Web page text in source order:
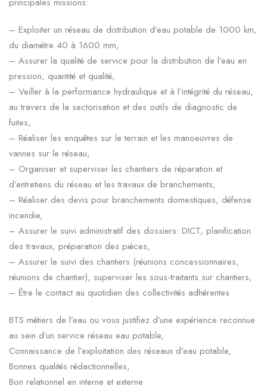
– Exploiter un réseau de distribution d’eau potable de 1000 km,
du diamètre 40 à 1600 mm,
– Assurer la qualité de service pour la distribution de l’eau en
pression, quantité et qualité,
– Veiller à la performance hydraulique et à l’intégrité du réseau,
au travers de la sectorisation et des outils de diagnostic de
fuites,
– Réaliser les enquêtes sur le terrain et les manoeuvres de
vannes sur le réseau,
– Organiser et superviser les chantiers de réparation et
d’entretiens du réseau et les travaux de branchements,
– Réaliser des devis pour branchements domestiques, défense
incendie,
– Assurer le suivi administratif des dossiers: DICT, planification
des travaux, préparation des pièces,
– Assurer le suivi des chantiers (réunions concessionnaires,
réunions de chantier), superviser les sous-traitants sur chantiers,
– Être le contact au quotidien des collectivités adhérentes
BTS métiers de l’eau ou vous justifiez d’une expérience reconnue
au sein d’un service réseau eau potable,
Connaissance de l’exploitation des réseaux d’eau potable,
Bonnes qualités rédactionnelles,
Bon relationnel en interne et externe